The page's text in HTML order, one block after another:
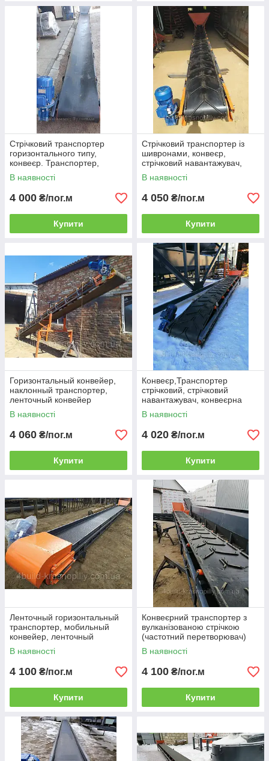
Стрічковий транспортер
горизонтального типу,
конвеєр. Транспортер,
конвеєрна лінія ЛТ-7м-400мм
В наявності
4 000 ₴/пог.м
Купити
Стрічковий транспортер із
шивронами, конвеєр,
стрічковий навантажувач,
конвеєрна лінія ЛТ-8м-400мм
В наявності
4 050 ₴/пог.м
Купити
Горизонтальный конвейер,
наклонный транспортер,
ленточный конвейер
ЛТ-4м-500мм.
В наявності
4 060 ₴/пог.м
Купити
Конвеєр,Транспортер
стрічковий, стрічковий
навантажувач, конвеєрна
лінія ЛТ-5м-500мм
В наявності
4 020 ₴/пог.м
Купити
Ленточный горизонтальный
транспортер, мобильный
конвейер, ленточный
погрузчик ЛТ-6м-500мм
В наявності
4 100 ₴/пог.м
Купити
Конвеєрний транспортер з
вулканізованою стрічкою
(частотний перетворювач)
ЛТ-7м-500мм
В наявності
4 100 ₴/пог.м
Купити